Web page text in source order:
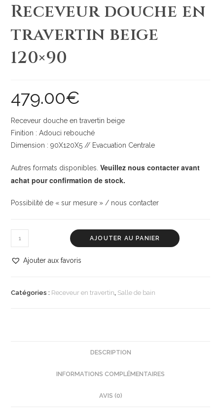
Receveur douche en
travertin beige
120×90
479.00€
Receveur douche en travertin beige
Finition : Adouci rebouché
Dimension : 90X120X5 // Evacuation Centrale
Autres formats disponibles.Veuillez nous contacter avant
achat pour confirmation de stock.
Possibilité de « sur mesure » / nous contacter
AJOUTER AU PANIER
Ajouter aux favoris
Catégories : Receveur en travertin, Salle de bain
DESCRIPTION
INFORMATIONS COMPLÉMENTAIRES
AVIS (0)